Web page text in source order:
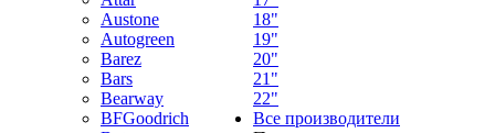
Austone
Autogreen
Barez
Bars
Bearway
BFGoodrich
18"
19"
20"
21"
22"
Все производители